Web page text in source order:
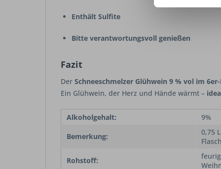
Enthält Sulfite
Bitte verantwortungsvoll genießen
Fazit
Der Schneeschmelzer Glühwein 9 % vol im
Ein Glühwein, der Herz und Hände wärmt –
Alkoholgehalt: 9%
Bemerkung:
0,75
Rohstoff: